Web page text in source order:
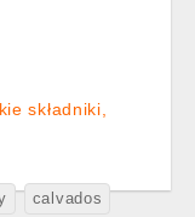
składniki,
calvados